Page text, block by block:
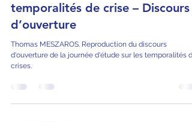
temporalités de crise – Discours
d’ouverture
Thomas MESZAROS. Reproduction du discours
d'ouverture de la journée d'étude sur les temporalités
crises.